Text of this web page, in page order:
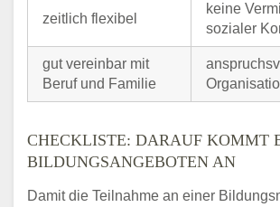
zeitlich flexibel
keine
sozialer
gut vereinbar mit
Beruf und Familie
CHECKLISTE: DARAUF KOMMT
BILDUNGSANGEBOTEN AN
Damit die Teilnahme an einer